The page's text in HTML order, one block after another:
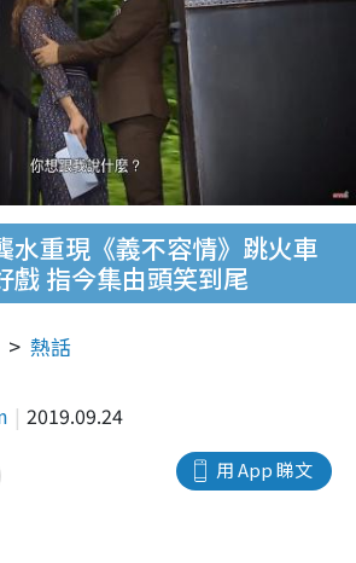
水重現《義不容情》跳火車
戲 指今集由頭笑到尾
熱話
2019.09.24
用 App 睇文